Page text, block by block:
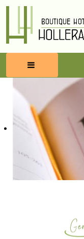
RESERVEREN
ETEN & DRINKEN
WELLNESS